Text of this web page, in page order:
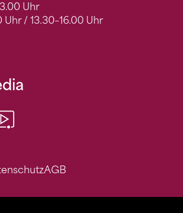
Uhr
Uhr / 13.30–16.00 Uhr
LinkedIn
AGB